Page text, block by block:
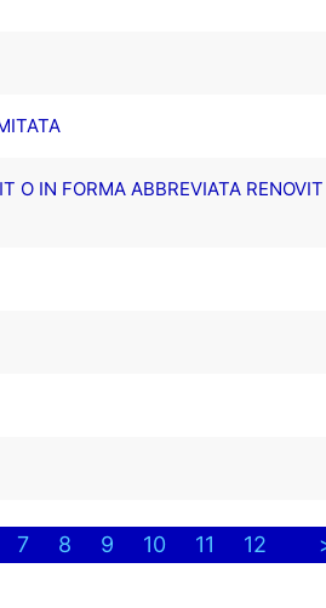
O IN FORMA ABBREVIATA
7 8 9 10 11 12